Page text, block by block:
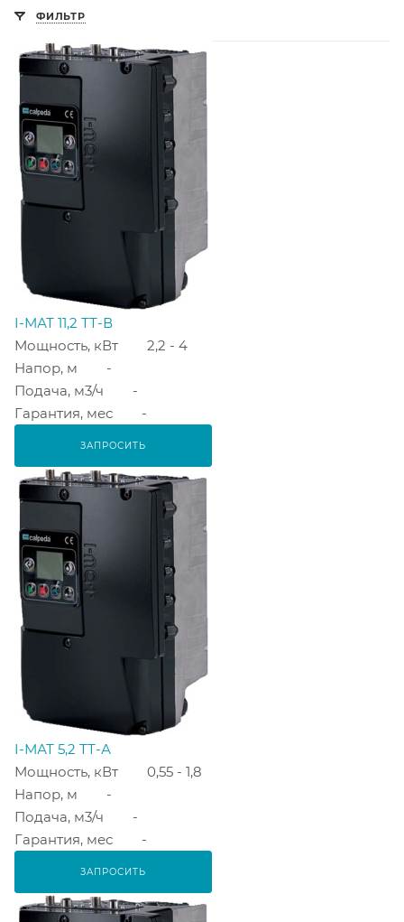
ФИЛЬТР
I-МАТ 11,2 ТТ-В
Мощность, кВт
2,2 - 4
Напор, м
-
Подача, м3/ч
-
Гарантия, мес
-
ЗАПРОСИТЬ
I-МАТ 5,2 ТТ-А
Мощность, кВт
0,55 - 1,8
Напор, м
-
Подача, м3/ч
-
Гарантия, мес
-
ЗАПРОСИТЬ